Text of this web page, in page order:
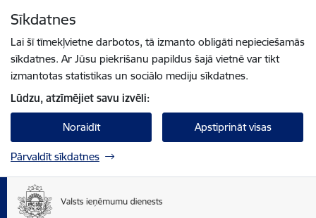
Sīkdatnes
Lai šī tīmekļvietne darbotos, tā izmanto obligāti nepieciešamās
sīkdatnes. Ar Jūsu piekrišanu papildus šajā vietnē var tikt
izmantotas statistikas un sociālo mediju sīkdatnes.
Lūdzu, atzīmējiet savu izvēli:
Noraidīt Apstiprināt visas
Pārvaldīt sīkdatnes